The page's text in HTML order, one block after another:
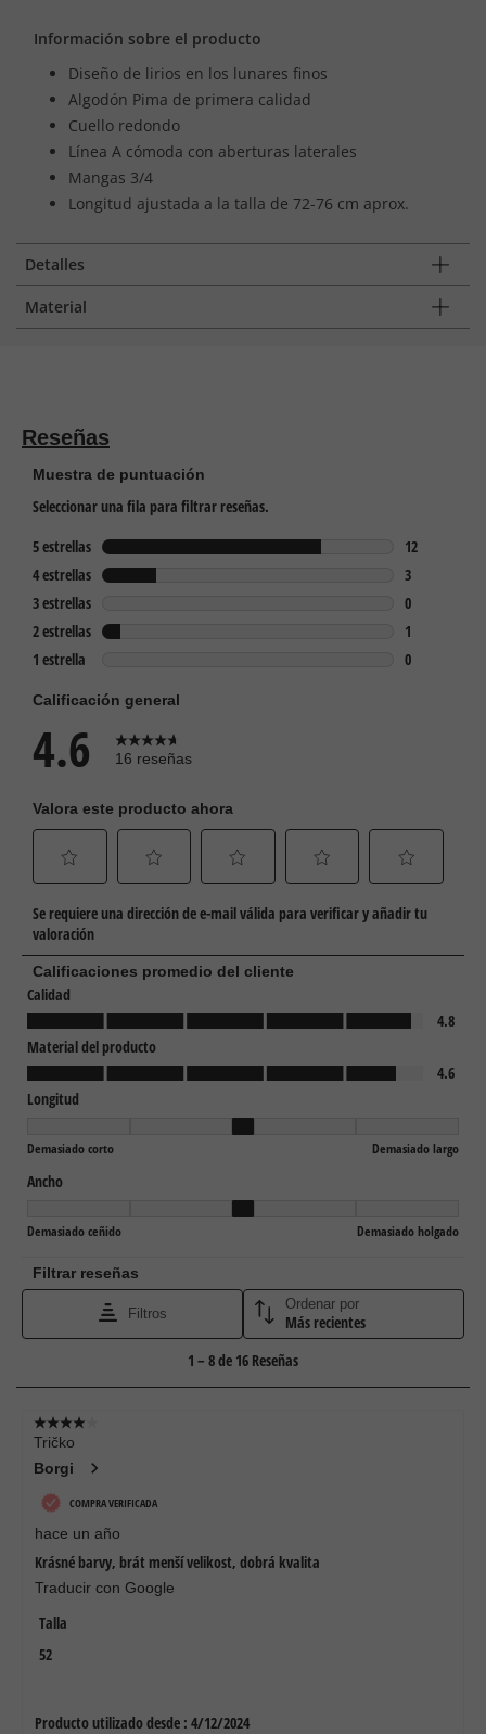
Información sobre el producto
Diseño de lirios en los lunares finos
Algodón Pima de primera calidad
Cuello redondo
Línea A cómoda con aberturas laterales
Mangas 3/4
Longitud ajustada a la talla de 72-76 cm aprox.
Detalles
Material